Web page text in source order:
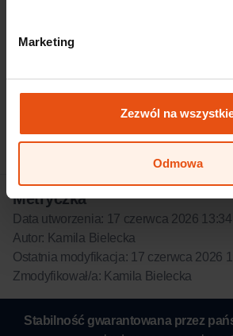
Marketing
Zezwól na
Odmowa
Metryczka
Data utworzenia: 17 czerwca 2026 13:34
Autor: Kamila Bielecka
Ostatnia modyfikacja: 17 czerwca 2026
Zmodyfikował/a: Kamila Bielecka
Stabilność gwarantowana przez